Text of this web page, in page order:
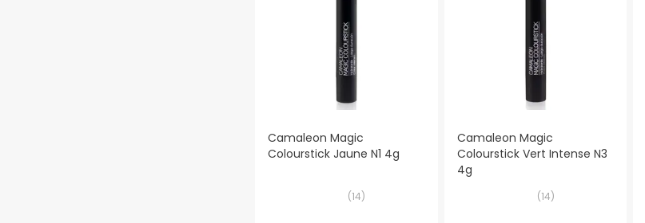
Camaleon Magic
Colourstick Jaune N1 4g
(14)
Camaleon Magic
Colourstick Vert Intense N3
4g
(14)